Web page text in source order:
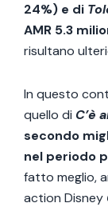
24%) e di
AMR 5.3
risultano
In questo
quello di C’è
secondo
nel periodo
fatto meglio,
action Disney